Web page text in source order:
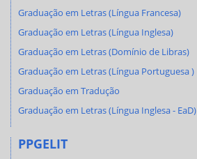
Graduação em Letras (Língua Francesa)
Graduação em Letras (Língua Inglesa)
Graduação em Letras (Domínio de Libras)
Graduação em Letras (Língua Portuguesa )
Graduação em Tradução
Graduação em Letras (Língua Inglesa - EaD)
PPGELIT